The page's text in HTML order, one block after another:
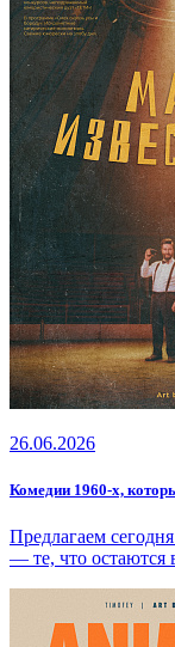
26.06.2026
Комедии 1960-х,
Предлагаем
— те, что остаются